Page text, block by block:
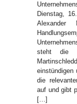
Dienstag,
Alexander
steht die
einstündigen
die
auf und gibt
[…]